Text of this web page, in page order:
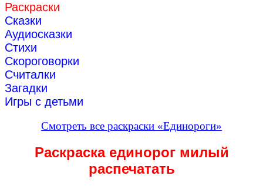
Раскраски
Сказки
Аудиосказки
Стихи
Скороговорки
Считалки
Загадки
Игры с детьми
Смотреть все раскраски «Единороги»
Раскраска единорог милый
распечатать